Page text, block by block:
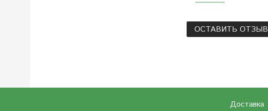
ОСТАВИТЬ ОТЗЫВ
Доставка